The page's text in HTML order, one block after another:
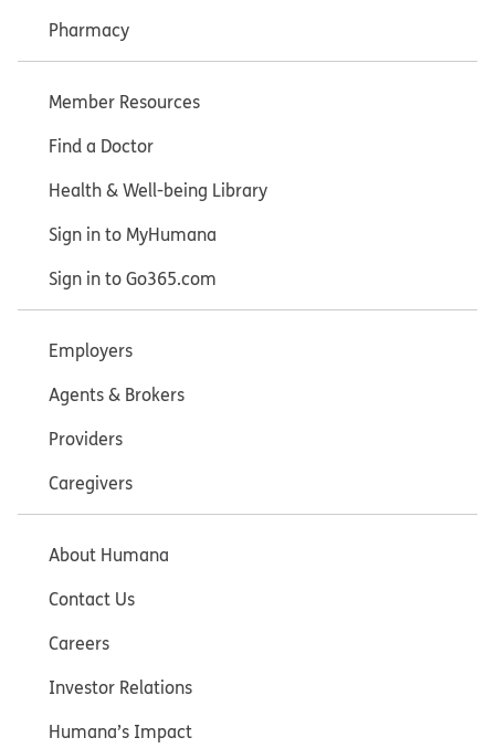
Pharmacy
Member Resources
Find a Doctor
Health & Well-being Library
Sign in to MyHumana
Sign in to Go365.com
Employers
Agents & Brokers
Providers
Caregivers
About Humana
Contact Us
Careers
Investor Relations
Humana’s Impact